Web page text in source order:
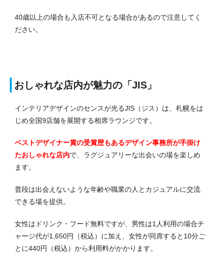
40歳以上の場合も入店不可となる場合があるので注意してく
ださい。
おしゃれな店内が魅力の「JIS」
インテリアデザインのセンスが光るJIS（ジス）は、札幌をは
じめ全国9店舗を展開する相席ラウンジです。
ベストデザイナー賞の受賞歴もあるデザイン事務所が手掛け
たおしゃれな店内で、ラグジュアリーな出会いの場を楽しめ
ます。
普段は出会えないような年齢や職業の人とカジュアルに交流
できる場を提供。
女性はドリンク・フード無料ですが、男性は1人利用の場合チ
ャージ代が1,650円（税込）に加え、女性が同席すると10分ご
とに440円（税込）から利用料がかかります。